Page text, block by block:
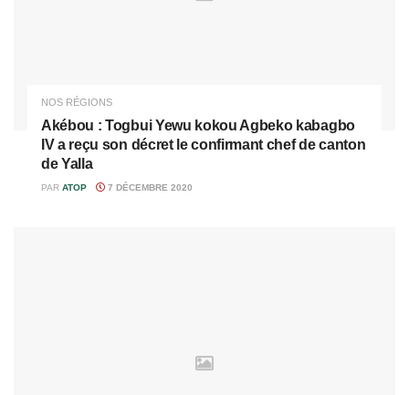
NOS RÉGIONS
Akébou : Togbui Yewu kokou Agbeko kabagbo
IV a reçu son décret le confirmant chef de canton
de Yalla
PAR ATOP 7 DÉCEMBRE 2020